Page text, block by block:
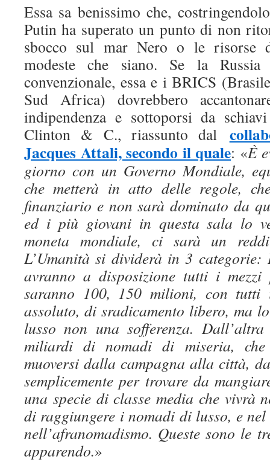
Essa sa benissimo che,
Putin ha superato un punto di non
sbocco sul mar Nero o le risorse
modeste che siano. Se la
convenzionale, essa e i BRICS
Sud Africa) dovrebbero
indipendenza e sottoporsi da
Clinton & C., riassunto dal
Jacques Attali, secondo il quale: «È
giorno con un Governo Mondiale,
che metterà in atto delle regole,
finanziario e non sarà dominato da
ed i più giovani in questa sala lo
moneta mondiale, ci sarà un
L’Umanità si dividerà in 3
avranno a disposizione tutti i
saranno 100, 150 milioni, con tutti
assoluto, di sradicamento libero, ma
lusso non una sofferenza.
miliardi di nomadi di miseria,
muoversi dalla campagna alla città,
semplicemente per trovare da
una specie di classe media che vivrà
di raggiungere i nomadi di lusso, e
nell’afranomadismo. Queste sono le
apparendo.»